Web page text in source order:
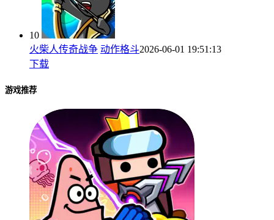
10
火柴人传奇战争 动作格斗2026-06-01 19:51:13
下载
游戏推荐